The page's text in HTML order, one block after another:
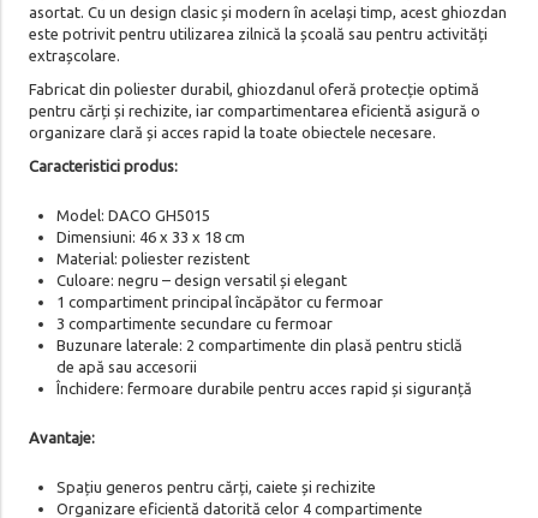
asortat. Cu un design clasic și modern în același timp, acest ghiozdan
este potrivit pentru utilizarea zilnică la școală sau pentru activități
extrașcolare.
Fabricat din poliester durabil, ghiozdanul oferă protecție optimă
pentru cărți și rechizite, iar compartimentarea eficientă asigură o
organizare clară și acces rapid la toate obiectele necesare.
Caracteristici produs:
Model: DACO GH5015
Dimensiuni: 46 x 33 x 18 cm
Material: poliester rezistent
Culoare: negru – design versatil și elegant
1 compartiment principal încăpător cu fermoar
3 compartimente secundare cu fermoar
Buzunare laterale: 2 compartimente din plasă pentru sticlă
de apă sau accesorii
Închidere: fermoare durabile pentru acces rapid și siguranță
Avantaje:
Spațiu generos pentru cărți, caiete și rechizite
Organizare eficientă datorită celor 4 compartimente